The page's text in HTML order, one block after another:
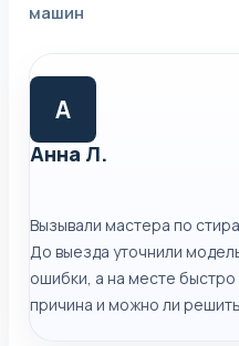
машин
А
Анна Л.
Вызывали мастера по
До выезда уточнили
ошибки, а на месте
причина и можно ли